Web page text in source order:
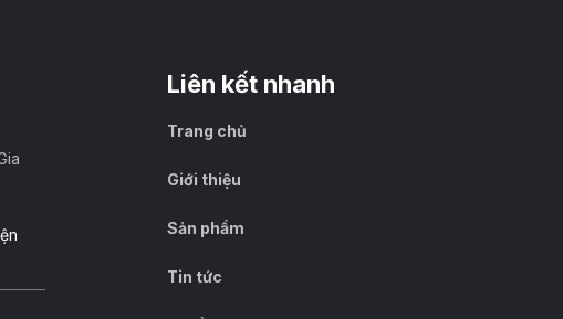
Liên kết nhanh
Trang chủ
Giới thiệu
Sản phẩm
Tin tức